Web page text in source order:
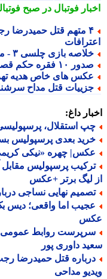
فوتبال در صبح فوتبالی
۴ متهم قتل حمیدرضا رجب
بازی چلسی ۳ - میلان ۰ | دوستانه باشگاهی
۱۰ فقره حکم قصاص برای کلثوم اکبری
های خاص هدیه تهرانی
قتل مداح
داغ:
استقلال،
بعدی پرسپولیس بست!
چهره «نیکی کریمی» در 20 سالگی در سال
پرسپولیس مقابل
لیگ برتر +عکس
نهایی نساجی
اما واقعی؛ دیس بک
روابط عمومی
داوری پور
قتل حمیدرضا رجب
مداحی